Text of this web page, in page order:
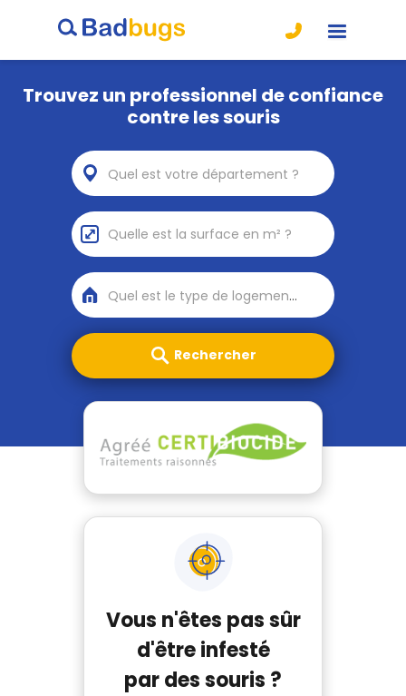
Trouvez un professionnel de confiance
contre les souris
Quel est votre département ?
Quel est le type de logement ?
Rechercher
Vous n'êtes pas sûr
d'être infesté
par des souris ?